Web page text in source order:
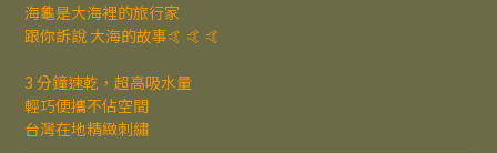
海龜是大海裡的旅行家
跟你訴說 大海的故事🤙 🤙 🤙
3 分鐘速乾，超高吸水量
輕巧便攜不佔空間
台灣在地精緻刺繡